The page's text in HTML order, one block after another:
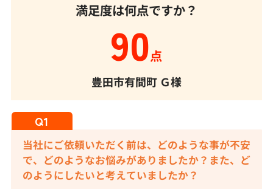
満足度は何点ですか？
90点
豊田市有間町 Ｇ様
当社にご依頼いただく前は、どのような事が不安
で、どのようなお悩みがありましたか？また、ど
のようにしたいと考えていましたか？